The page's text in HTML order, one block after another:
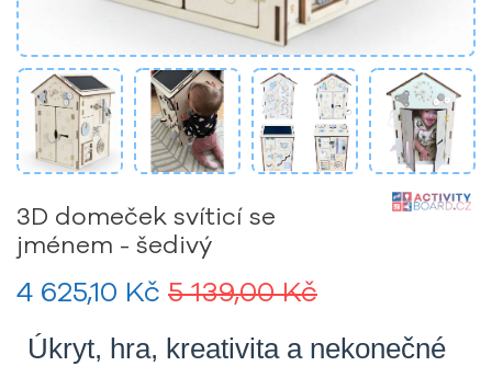
3D domeček svíticí se
jménem - šedivý
4 625,10 Kč 5 139,00 Kč
Úkryt, hra, kreativita a nekonečné